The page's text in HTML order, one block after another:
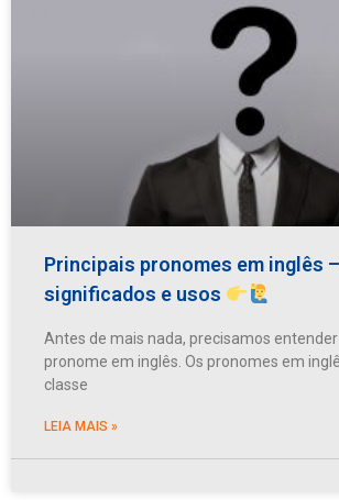
Principais pronomes em inglês –
significados e usos
Antes de mais nada, precisamos
pronome em inglês. Os pronomes em
classe
LEIA MAIS »